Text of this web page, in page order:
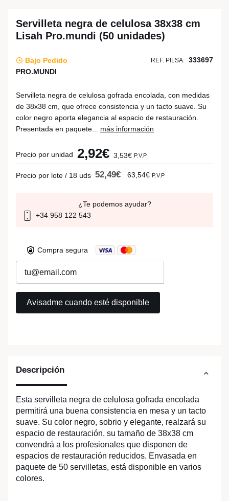
Descripción
Esta servilleta negra de celulosa gofrada encolada
permitirá una buena consistencia en mesa y un tacto
suave. Su color negro, sobrio y elegante, realzará su
espacio de restauración, su tamaño de 38x38 cm
convendrá a los profesionales que disponen de
espacios de restauración reducidos. Envasada en
paquete de 50 servilletas, está disponible en varios
colores.
Servilleta negra de celulosa 38x38 cm
Lisah Pro.mundi (50 unidades)
Bajo Pedido REF. PILSA: 333697
PRO.MUNDI
Servilleta negra de celulosa gofrada encolada, con medidas
de 38x38 cm, que ofrece consistencia y un tacto suave. Su
color negro aporta elegancia al espacio de restauración.
Presentada en paquete... más información
Precio por unidad 2,92€ 3,53€ P.V.P.
Precio por lote / 18 uds 52,49€ 63,54€ P.V.P.
¿Te podemos ayudar?
+34 958 122 543
Compra segura